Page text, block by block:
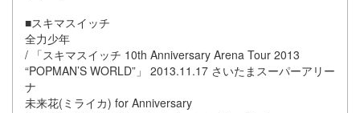
■スキマスイッチ
全力少年
/ 「スキマスイッチ 10th Anniversary Arena Tour 2013
“POPMAN’S WORLD”」 2013.11.17 さいたまスーパーアリー
ナ
未来花(ミライカ) for Anniversary